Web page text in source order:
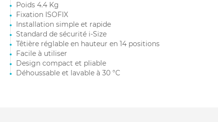
Poids 4.4 Kg
Fixation ISOFIX
Installation simple et rapide
Standard de sécurité i-Size
Têtière réglable en hauteur en 14 positions
Facile à utiliser
Design compact et pliable
Déhoussable et lavable à 30 °C